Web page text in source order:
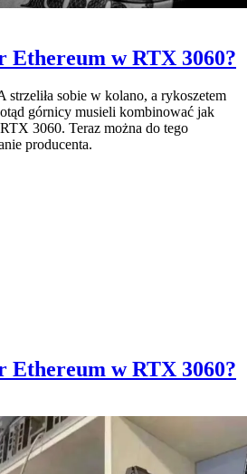
w RTX 3060?
sobie w kolano, a rykoszetem
górnicy musieli kombinować jak
3060. Teraz można do tego
producenta.
w RTX 3060?